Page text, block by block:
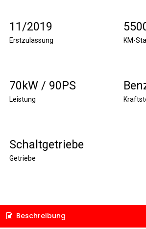
11/2019
Erstzulassung KM-
70kW / 90PS
Leistung
Schaltgetriebe
Getriebe
Beschreibung